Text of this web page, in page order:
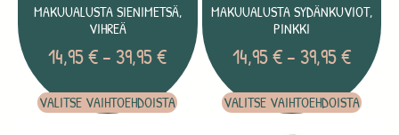
MAKUUALUSTA SIENIMETSÄ,
VIHREÄ
14,95€– 39,95€
VALITSE VAIHTOEHDOISTA
MAKUUALUSTA SYDÄNKUVIOT,
PINKKI
14,95€ – 39,95€
VALITSE VAIHTOEHDOISTA